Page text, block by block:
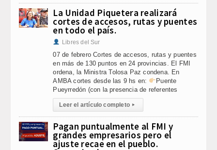
La Unidad Piquetera realizará
cortes de accesos, rutas y puentes
en todo el país.
Libres del Sur
07 de febrero Cortes de accesos, rutas y puentes
en más de 130 puntos en 24 provincias. El FMI
ordena, la Ministra Tolosa Paz condena. En
AMBA cortes desde las 9 hs en:
Puente
Pueyrredón (con la presencia de referentes
Leer el artículo completo ▸
Pagan puntualmente al FMI y
grandes empresarios pero el
ajuste recae en el pueblo.